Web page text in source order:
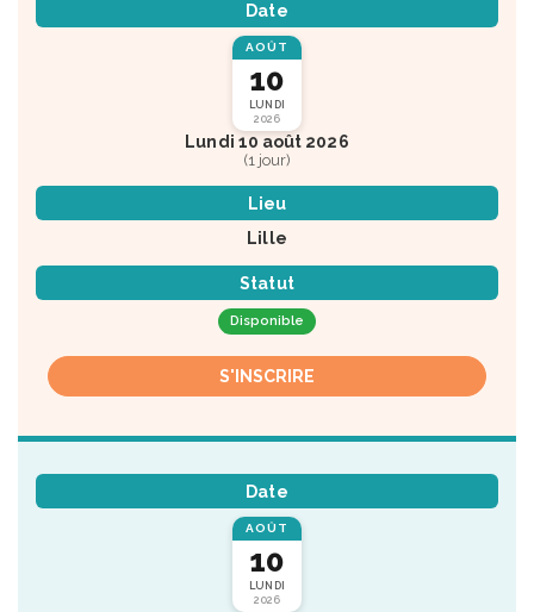
Date
AOÛT
10
LUNDI
2026
Lundi 10 août 2026
(1 jour)
Lieu
Lille
Statut
Disponible
S'INSCRIRE
Date
AOÛT
10
LUNDI
2026